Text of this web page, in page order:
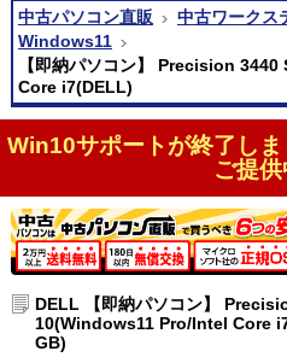
中古パソコン直販
中古ワークス
Windows11
【即納パソコン】 Precision 3440
Core i7(DELL)
Win10サポートが終了し
ご提供
DELL 【即納パソコン】
10(Windows11 Pro/Intel Core
GB)